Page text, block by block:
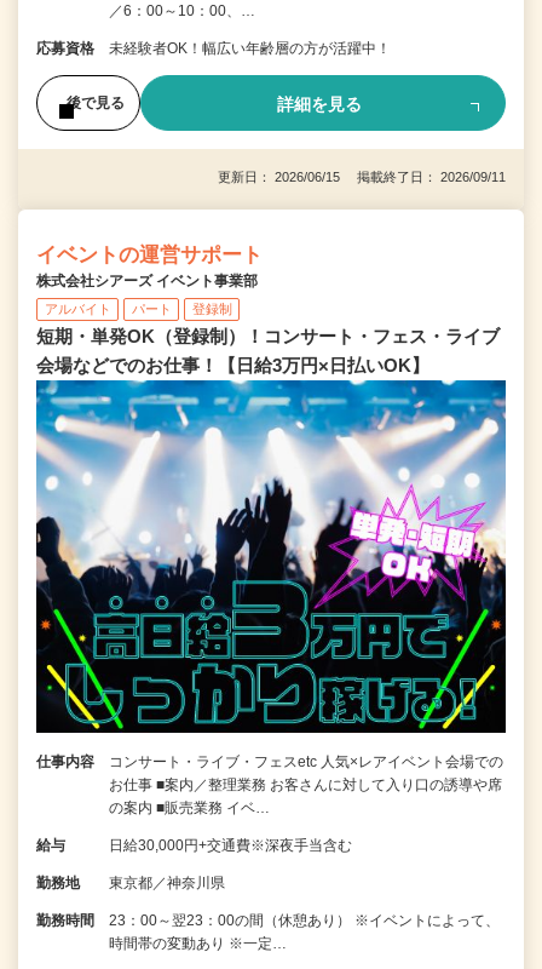
／6：00～10：00、…
応募資格 未経験者OK！幅広い年齢層の方が活躍中！
後で見る 詳細を見る
更新日： 2026/06/15 掲載終了日： 2026/09/11
イベントの運営サポート
株式会社シアーズ イベント事業部
アルバイト パート 登録制
短期・単発OK（登録制）！コンサート・フェス・ライブ
会場などでのお仕事！【日給3万円×日払いOK】
仕事内容
コンサート・ライブ・フェスetc 人気×レアイベント会場での
お仕事 ■案内／整理業務 お客さんに対して入り口の誘導や席
の案内 ■販売業務 イベ…
給与 日給30,000円+交通費※深夜手当含む
勤務地 東京都／神奈川県
勤務時間
23：00～翌23：00の間（休憩あり） ※イベントによって、
時間帯の変動あり ※一定…